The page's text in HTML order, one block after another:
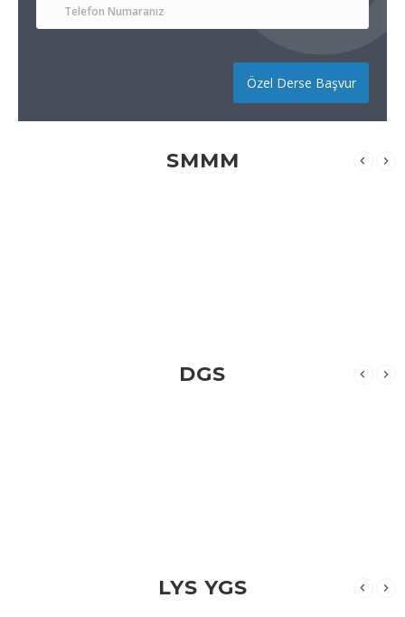
Özel Derse Başvur
SMMM
DGS
LYS YGS